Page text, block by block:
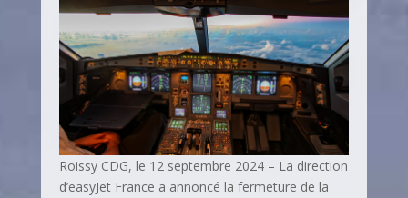
Roissy CDG, le 12 septembre 2024 – La direction
d’easyJet France a annoncé la fermeture de la